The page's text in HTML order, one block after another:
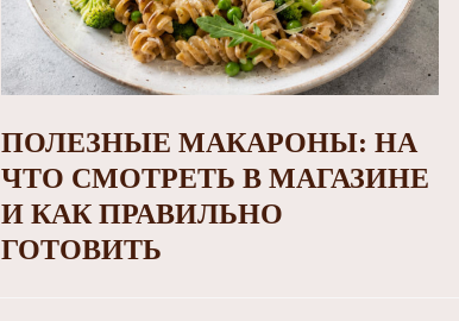
ПОЛЕЗНЫЕ МАКАРОНЫ: НА
ЧТО СМОТРЕТЬ В МАГАЗИНЕ
И КАК ПРАВИЛЬНО
ГОТОВИТЬ